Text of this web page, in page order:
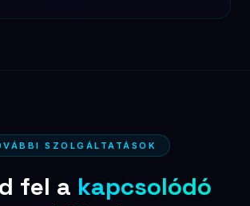
SZOLGÁLTATÁSOK
fel a kapcsolódó